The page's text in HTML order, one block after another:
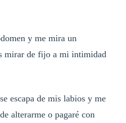
y me mira un
mirar de fijo a mi intimidad
escapa de mis labios y me
alterarme o pagaré con